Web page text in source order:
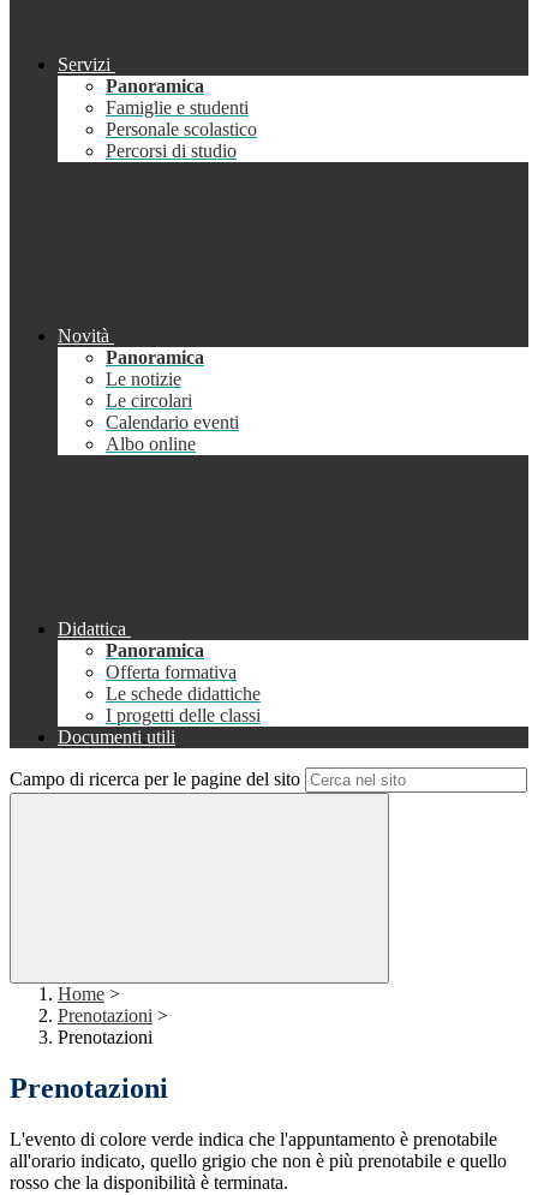
Servizi
Panoramica
Famiglie e studenti
Personale scolastico
Percorsi di studio
Novità
Panoramica
Le notizie
Le circolari
Calendario eventi
Albo online
Didattica
Panoramica
Offerta formativa
Le schede didattiche
I progetti delle classi
Documenti utili
Campo di ricerca per le pagine del sito
Home >
Prenotazioni >
Prenotazioni
Prenotazioni
L'evento di colore verde indica che l'appuntamento è prenotabile
all'orario indicato, quello grigio che non è più prenotabile e quello
rosso che la disponibilità è terminata.